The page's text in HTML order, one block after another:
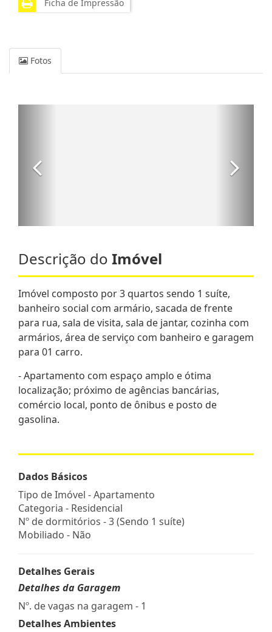
Ficha de Impressão
Fotos
Descrição do Imóvel
Imóvel composto por 3 quartos sendo 1 suíte,
banheiro social com armário, sacada de frente
para rua, sala de visita, sala de jantar, cozinha com
armários, área de serviço com banheiro e garagem
para 01 carro.
- Apartamento com espaço amplo e ótima
localização; próximo de agências bancárias,
comércio local, ponto de ônibus e posto de
gasolina.
Dados Básicos
Tipo de Imóvel - Apartamento
Categoria - Residencial
Nº de dormitórios - 3 (Sendo 1 suíte)
Mobiliado - Não
Detalhes Gerais
Detalhes da Garagem
Nº. de vagas na garagem - 1
Detalhes Ambientes